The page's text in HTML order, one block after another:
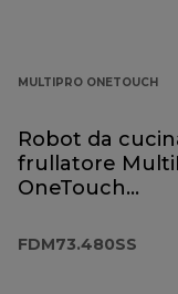
MULTIPRO ONETOUCH
Robot da
frullatore
OneTouch
FDM73.480SS